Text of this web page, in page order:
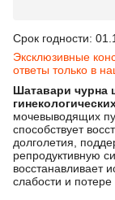
Срок годности:
Эксклюзивные
ответы только в
Шатавари чурна
мочевыводящих
способствует
долголетия,
репродуктивную
восстанавливает
слабости и